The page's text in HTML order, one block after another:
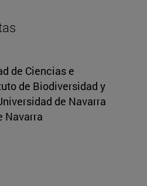
de Ciencias e
de Biodiversidad y
de Navarra
Navarra